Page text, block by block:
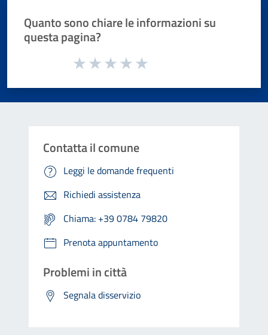
Quanto sono chiare le informazioni su
questa pagina?
Valuta da 1 a 5 stelle la pagina
Contatta il comune
Leggi le domande frequenti
Richiedi assistenza
Chiama: +39 0784 79820
Prenota appuntamento
Problemi in città
Segnala disservizio